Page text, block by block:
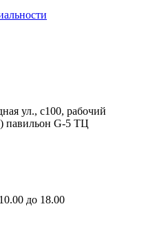
ул., с100, рабочий
павильон G-5 ТЦ
до 18.00